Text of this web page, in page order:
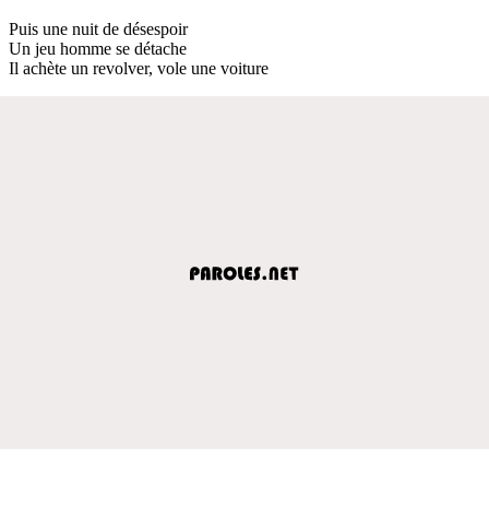
Puis une nuit de désespoir
Un jeu homme se détache
Il achète un revolver, vole une voiture